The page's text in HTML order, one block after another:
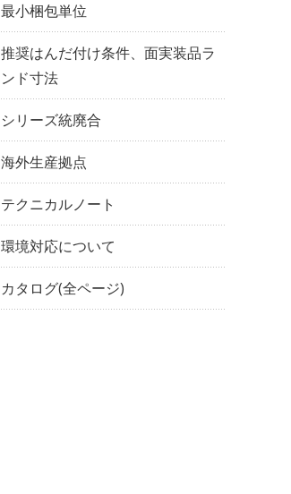
最小梱包単位
推奨はんだ付け条件、面実装品ラ
ンド寸法
シリーズ統廃合
海外生産拠点
テクニカルノート
環境対応について
カタログ(全ページ)